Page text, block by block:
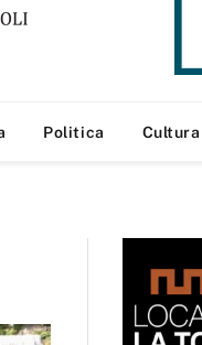
Politica Cultura